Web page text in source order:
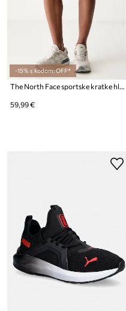
-15% s kodom: OFF*
The North Face sportske kratke hlače za muškarce PATHFINDER PULL ON
59,99 €